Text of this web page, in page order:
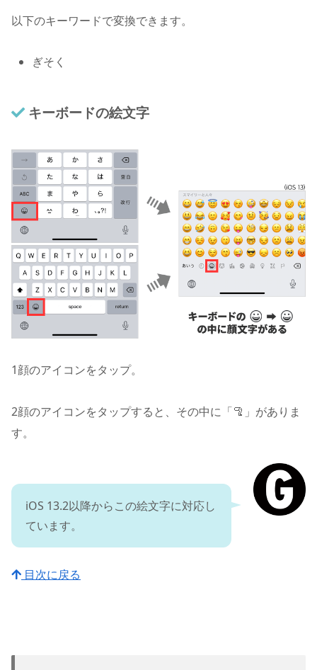
以下のキーワードで変換できます。
ぎそく
キーボードの絵文字
1顔のアイコンをタップ。
2顔のアイコンをタップすると、その中に「🦿」がありま
す。
iOS 13.2以降からこの絵文字に対応し
ています。
目次に戻る